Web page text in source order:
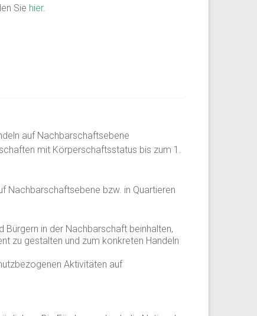
Sie hier.
auf Nachbarschaftsebene
mit Körperschaftsstatus bis zum 1.
Nachbarschaftsebene bzw. in Quartieren
Bürgern in der Nachbarschaft beinhalten,
zu gestalten und zum konkreten Handeln
Aktivitäten auf